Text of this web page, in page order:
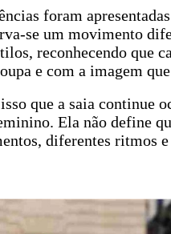
foram
se um movimento
reconhecendo que
e com a imagem
que a saia continue
Ela não define
diferentes ritmos